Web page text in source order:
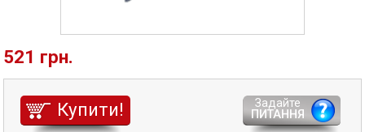
521 грн.
Купити!
Задайте
ПИТАННЯ